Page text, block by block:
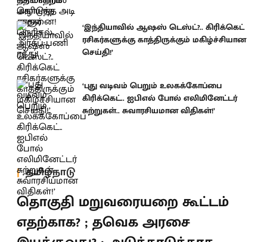
‘இந்தியாவில் ஆஷஸ் டெஸ்ட்?.. கிரிக்கெட்
ரசிகர்களுக்கு காத்திருக்கும் மகிழ்ச்சியான
செய்தி!’
‘புது வடிவம் பெறும் உலகக்கோப்பை
கிரிக்கெட்.. ஐபிஎல் போல் எலிமினேட்டர்
சுற்றுகள்.. சுவாரசியமான விதிகள்!’
தமிழ்நாடு
தொகுதி மறுவரையறை கூட்டம்
எதற்காக? ; தவெக அரசை